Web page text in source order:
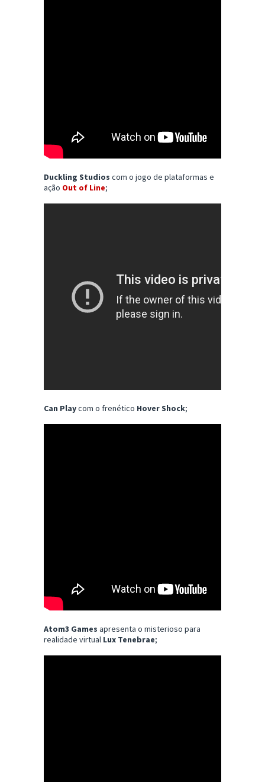
Duckling Studios com o jogo de plataformas e
ação Out of Line;
Can Playcom o frenético Hover Shock;
Atom3 Games apresenta o misterioso para
realidade virtual Lux Tenebrae;